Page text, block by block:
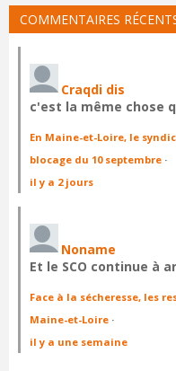
COMMENTAIRES
Craqdi dis
c'est la même chose
En Maine-et-Loire, le
blocage du 10 septembre ·
il y a 2 jours
Noname
Et le SCO continue à
Face à la sécheresse, les
Maine-et-Loire ·
il y a une semaine